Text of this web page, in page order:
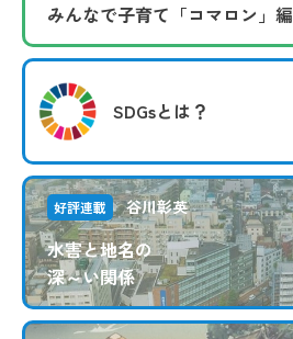
みんなで子育て 「コマロン」編
SDGsとは？
好評連載 谷川彰英
水害と地名の
深～い関係